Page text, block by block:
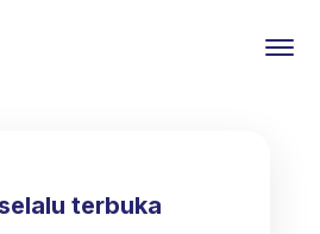
terbuka